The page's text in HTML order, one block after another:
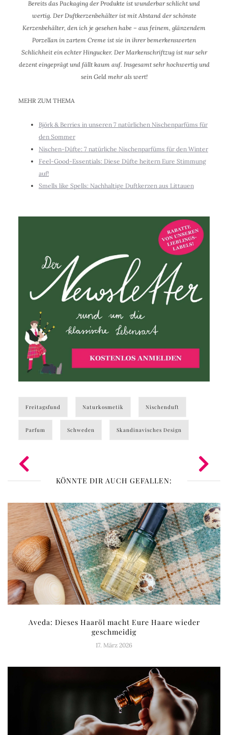
Bereits das Packaging der Produkte ist wunderbar schlicht und
wertig. Der Duftkerzenbehälter ist mit Abstand der schönste
Kerzenbehälter, den ich je gesehen habe – aus feinem, glänzendem
Porzellan in zartem Creme ist sie in ihrer bemerkenswerten
Schlichheit ein echter Hingucker. Der Markenschriftzug ist nur sehr
dezent eingeprägt und fällt kaum auf. Insgesamt sehr hochwertig und
sein Geld mehr als wert!
MEHR ZUM THEMA
Björk & Berries in unseren 7 natürlichen Nischenparfüms für
den Sommer
Nischen-Düfte: 7 natürliche Nischenparfüms für den Winter
Feel-Good-Essentials: Diese Düfte heitern Eure Stimmung
auf!
Smells like Spells: Nachhaltige Duftkerzen aus Littauen
Freitagsfund Naturkosmetik Nischenduft
Parfum Schweden Skandinavisches Design
KÖNNTE DIR AUCH GEFALLEN:
Aveda: Dieses Haaröl macht Eure Haare wieder
geschmeidig
17. März 2026